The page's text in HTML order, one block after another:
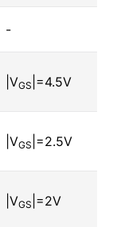
-
|VGS |=4.5V
|VGS |=2.5V
|VGS |=2V